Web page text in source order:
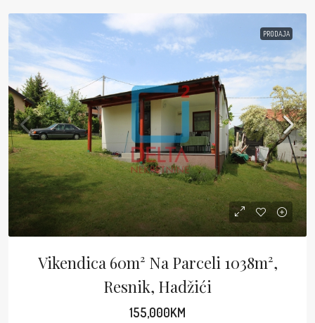
PRODAJA
Vikendica 60m² Na Parceli 1038m²,
Resnik, Hadžići
155,000KM